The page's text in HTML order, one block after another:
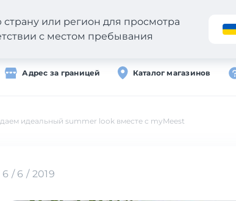
Адрес за границей Каталог магазинов
или регион для просмотра
с местом пребывания
идеальный summer look вместе с myMeest
6 / 6 / 2019